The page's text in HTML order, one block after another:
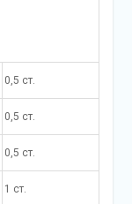
0,5 ст.
0,5 ст.
0,5 ст.
1 ст.